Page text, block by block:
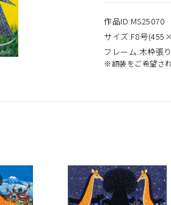
作品ID:MS25070
サイズ:F8号
フレーム:木枠張
※額装をご希望さ